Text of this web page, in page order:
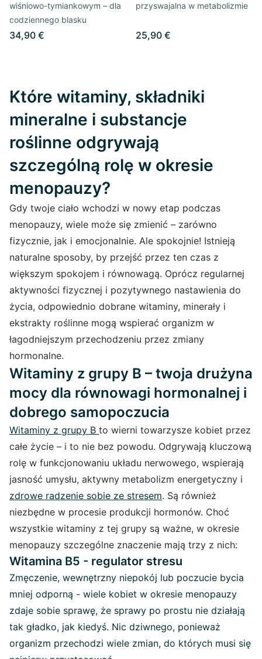
wiśniowo-tymiankowym – dla
codziennego blasku
34,90 €
przyswajalna w metabolizmie
25,90 €
Które witaminy, składniki
mineralne i substancje
roślinne odgrywają
szczególną rolę w okresie
menopauzy?
Gdy twoje ciało wchodzi w nowy etap podczas
menopauzy, wiele może się zmienić – zarówno
fizycznie, jak i emocjonalnie. Ale spokojnie! Istnieją
naturalne sposoby, by przejść przez ten czas z
większym spokojem i równowagą. Oprócz regularnej
aktywności fizycznej i pozytywnego nastawienia do
życia, odpowiednio dobrane witaminy, minerały i
ekstrakty roślinne mogą wspierać organizm w
łagodniejszym przechodzeniu przez zmiany
hormonalne.
Witaminy z grupy B – twoja drużyna
mocy dla równowagi hormonalnej i
dobrego samopoczucia
Witaminy z grupy B to wierni towarzysze kobiet przez
całe życie – i to nie bez powodu. Odgrywają kluczową
rolę w funkcjonowaniu układu nerwowego, wspierają
jasność umysłu, aktywny metabolizm energetyczny i
zdrowe radzenie sobie ze stresem. Są również
niezbędne w procesie produkcji hormonów. Choć
wszystkie witaminy z tej grupy są ważne, w okresie
menopauzy szczególne znaczenie mają trzy z nich:
Witamina B5 - regulator stresu
Zmęczenie, wewnętrzny niepokój lub poczucie bycia
mniej odporną - wiele kobiet w okresie menopauzy
zdaje sobie sprawę, że sprawy po prostu nie działają
tak gładko, jak kiedyś. Nic dziwnego, ponieważ
organizm przechodzi wiele zmian, do których musi się